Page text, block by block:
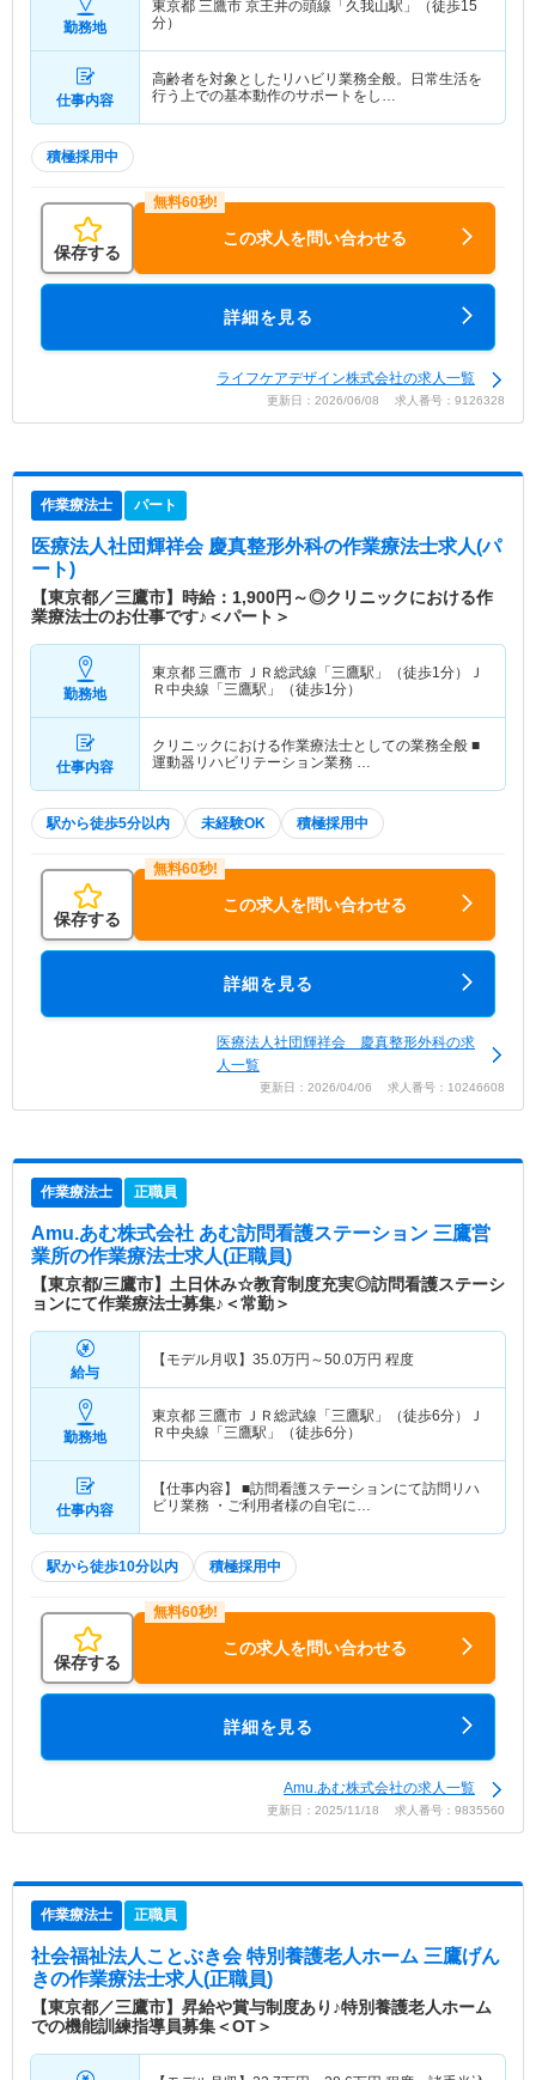
勤務地
東京都 三鷹市 京王井の頭線「久我山駅」（徒歩15
分）
仕事内容
高齢者を対象としたリハビリ業務全般。日常生活を
行う上での基本動作のサポートをし…
積極採用中
保存する
この求人を問い合わせる
詳細を見る
ライフケアデザイン株式会社の求人一覧
更新日：2026/06/08 求人番号：9126328
作業療法士 パート
医療法人社団輝祥会 慶真整形外科の作業療法士求人(パ
ート)
【東京都／三鷹市】時給：1,900円～◎クリニックにおける作
業療法士のお仕事です♪＜パート＞
勤務地
東京都 三鷹市 ＪＲ総武線「三鷹駅」（徒歩1分）Ｊ
Ｒ中央線「三鷹駅」（徒歩1分）
仕事内容
クリニックにおける作業療法士としての業務全般 ■
運動器リハビリテーション業務 …
駅から徒歩5分以内 未経験OK 積極採用中
保存する
この求人を問い合わせる
詳細を見る
医療法人社団輝祥会 慶真整形外科の求
人一覧
更新日：2026/04/06 求人番号：10246608
作業療法士 正職員
Amu.あむ株式会社 あむ訪問看護ステーション 三鷹営
業所の作業療法士求人(正職員)
【東京都/三鷹市】土日休み☆教育制度充実◎訪問看護ステーシ
ョンにて作業療法士募集♪＜常勤＞
給与
【モデル月収】 35.0万円～50.0万円 程度
勤務地
東京都 三鷹市 ＪＲ総武線「三鷹駅」（徒歩6分）Ｊ
Ｒ中央線「三鷹駅」（徒歩6分）
仕事内容
【仕事内容】 ■訪問看護ステーションにて訪問リハ
ビリ業務 ・ご利用者様の自宅に…
駅から徒歩10分以内 積極採用中
保存する
この求人を問い合わせる
詳細を見る
Amu.あむ株式会社の求人一覧
更新日：2025/11/18 求人番号：9835560
作業療法士 正職員
社会福祉法人ことぶき会 特別養護老人ホーム 三鷹げん
きの作業療法士求人(正職員)
【東京都／三鷹市】昇給や賞与制度あり♪特別養護老人ホーム
での機能訓練指導員募集＜OT＞